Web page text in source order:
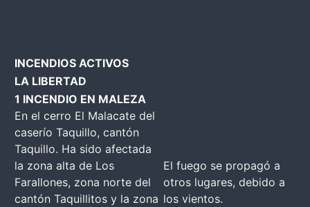
INCENDIOS ACTIVOS
LA LIBERTAD
1 INCENDIO EN MALEZA
En el cerro El Malacate del
caserío Taquillo, cantón
Taquillo. Ha sido afectada
la zona alta de Los
Farallones, zona norte del
cantón Taquillitos y la zona
El fuego se propagó a
otros lugares, debido a
los vientos.